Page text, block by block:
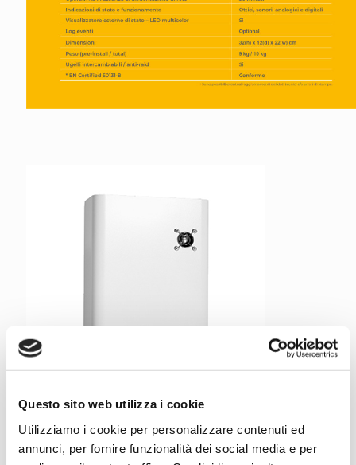
Questo sito web utilizza i cookie
Utilizziamo i cookie per personalizzare contenuti ed
annunci, per fornire funzionalità dei social media e per
CP SC-20